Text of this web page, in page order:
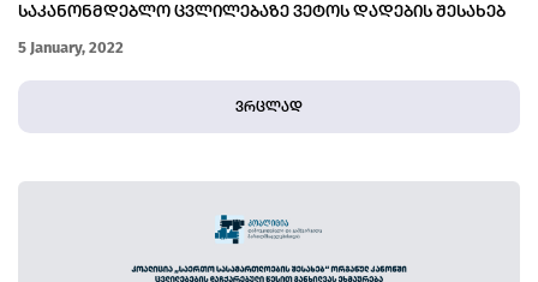
ᲡᲐᲙᲐᲜᲝᲜᲛᲓᲔᲑᲚᲝ ᲪᲕᲚᲘᲚᲔᲑᲐᲖᲔ ᲕᲔᲢᲝᲡ ᲓᲐᲓᲔᲑᲘᲡ ᲨᲔᲡᲐᲮᲔᲑ
5 January, 2022
ვრცლად